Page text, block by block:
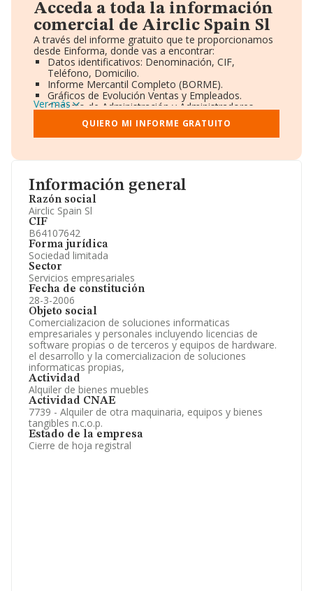
Información general
Razón social
Airclic Spain Sl
CIF
B64107642
Forma jurídica
Sociedad limitada
Sector
Servicios empresariales
Fecha de constitución
28-3-2006
Objeto social
Comercializacion de soluciones informaticas
empresariales y personales incluyendo licencias de
software propias o de terceros y equipos de hardware.
el desarrollo y la comercializacion de soluciones
informaticas propias,
Actividad
Alquiler de bienes muebles
Actividad CNAE
7739 - Alquiler de otra maquinaria, equipos y bienes
tangibles n.c.o.p.
Estado de la empresa
Cierre de hoja registral
Acceda a toda la información
comercial de Airclic Spain Sl
A través del informe gratuito que te proporcionamos
desde Einforma, donde vas a encontrar:
Datos identificativos: Denominación, CIF,
Teléfono, Domicilio.
Informe Mercantil Completo (BORME).
Gráficos de Evolución Ventas y Empleados.
Consejo de Administración y Administradores.
Directivos y Ejecutivos.
Accionistas.
Participaciones y Vinculaciones en otras empresas.
Información oficial y registral complementaria.
Ver más
QUIERO MI INFORME GRATUITO